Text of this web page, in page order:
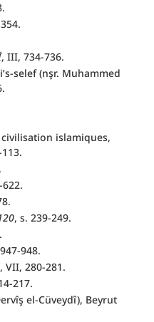
, III, 734-736.
selef (nşr. Muhammed
civilisation islamiques,
622.
, s. 239-249.
948.
, VII, 280-281.
217.
el-Cüveydî), Beyrut